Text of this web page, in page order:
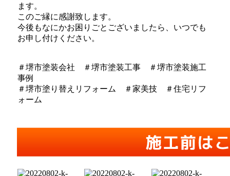
ます。
このご縁に感謝致します。
今後もなにかお困りごとございましたら、いつでも
お申し付けください。
＃堺市塗装会社 ＃堺市塗装工事 ＃堺市塗装施工
事例
＃堺市塗り替えリフォーム ＃家美技 ＃住宅リフ
ォーム